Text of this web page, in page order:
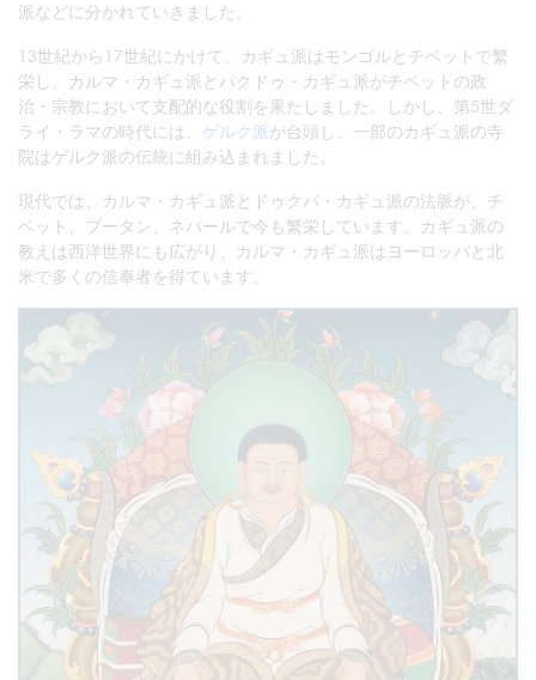
派などに分かれていきました。
13世紀から17世紀にかけて、カギュ派はモンゴルとチベットで繁
栄し、カルマ・カギュ派とパクドゥ・カギュ派がチベットの政
治・宗教において支配的な役割を果たしました。しかし、第5世ダ
ライ・ラマの時代には、 ゲルク派が台頭し、一部のカギュ派の寺
院はゲルク派の伝統に組み込まれました。
現代では、カルマ・カギュ派とドゥクパ・カギュ派の法脈が、チ
ベット、ブータン、ネパールで今も繁栄しています。カギュ派の
教えは西洋世界にも広がり、カルマ・カギュ派はヨーロッパと北
米で多くの信奉者を得ています。